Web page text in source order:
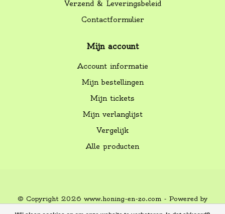
Verzend & Leveringsbeleid
Contactformulier
Mijn account
Account informatie
Mijn bestellingen
Mijn tickets
Mijn verlanglijst
Vergelijk
Alle producten
© Copyright 2026 www.honing-en-zo.com - Powered by
Lightspeed-Lightspeed designbyDyvelopment